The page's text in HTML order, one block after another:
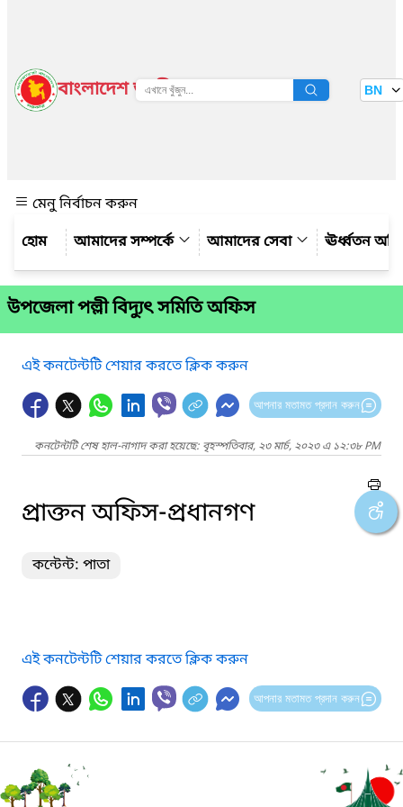
বাংলাদেশ জাতীয় তথ্য বাতায়ন BN
মেনু নির্বাচন করুন
আমাদের সম্পর্কে
আমাদের সেবা ঊর্ধ্বতন
উপজেলা পল্লী বিদ্যুৎ সমিতি অফিস
এই কনটেন্টটি শেয়ার করতে ক্লিক করুন
আপনার মতামত প্রদান করুন
কনটেন্টটি শেষ হাল-নাগাদ করা হয়েছে: বৃহস্পতিবার, ২৩ মার্চ, ২০২৩ এ ১২:৩৮ PM
প্রাক্তন অফিস-প্রধানগণ
কন্টেন্ট: পাতা
এই কনটেন্টটি শেয়ার করতে ক্লিক করুন
আপনার মতামত প্রদান করুন